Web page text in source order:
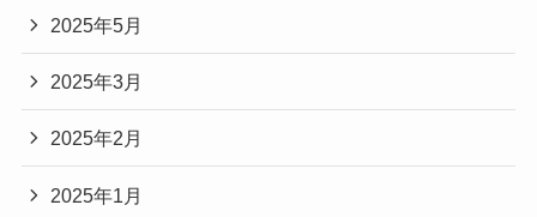
2025年5月
2025年3月
2025年2月
2025年1月